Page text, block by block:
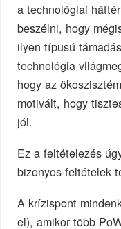
a technológiai
beszélni, hogy
ilyen típusú
technológia
hogy az
motivált, hogy
jól.
Ez a feltételezés
bizonyos feltételek
A krízispont
el), amikor több